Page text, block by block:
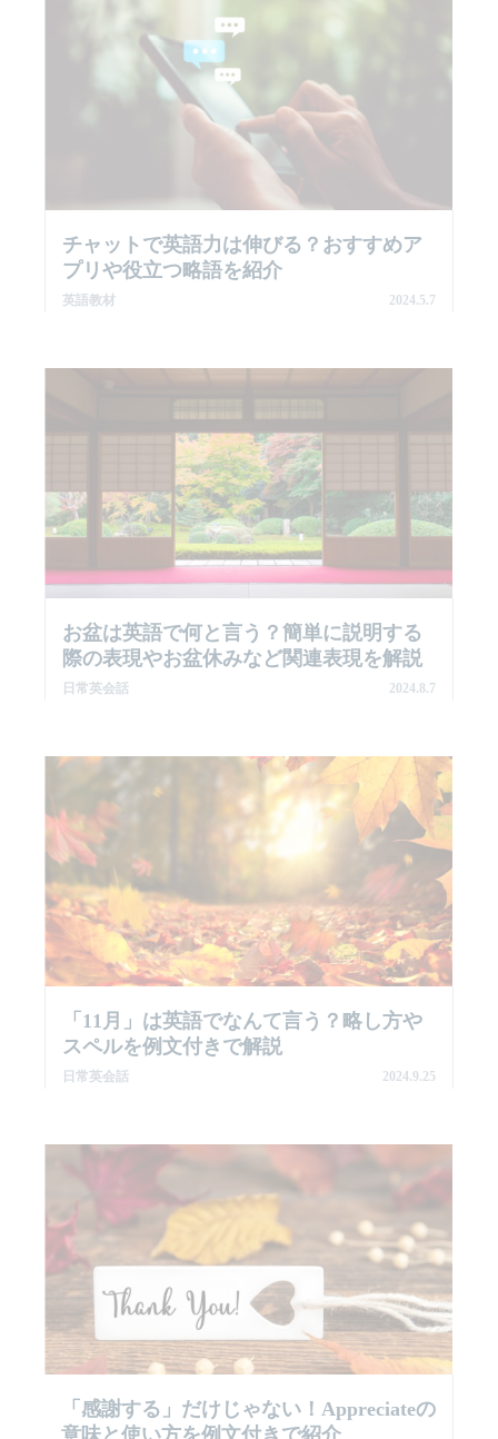
チャットで英語力は伸びる？おすすめア
プリや役立つ略語を紹介
英語教材 2024.5.7
お盆は英語で何と言う？簡単に説明する
際の表現やお盆休みなど関連表現を解説
日常英会話 2024.8.7
「11月」は英語でなんて言う？略し方や
スペルを例文付きで解説
日常英会話 2024.9.25
「感謝する」だけじゃない！Appreciateの
意味と使い方を例文付きで紹介